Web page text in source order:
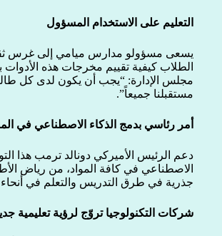
التعليم على الاستخدام المسؤول
يسعى مسؤولو مدارس ميامي إلى غرس
الطلاب كيفية تقييم مخرجات هذه
مجلس الإدارة: “يجب أن يكون لدى كل
مستقبلنا جميعاً”.
أمر رئاسي بدمج الذكاء الاصطناعي في
دعم الرئيس الأميركي دونالد ترمب هذا
الاصطناعي في كافة المواد، من رياض
جذرية في طرق التدريس والتعلم في أنحاء
شركات التكنولوجيا تروّج لرؤية تعليمية